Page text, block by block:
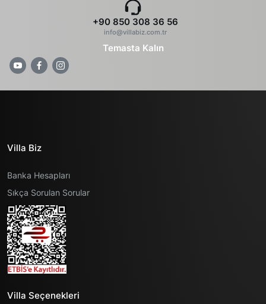
+90 850 308 36 56
info@villabiz.com.tr
Temasta Kalın
Villa Biz
Banka Hesapları
Sıkça Sorulan Sorular
Villa Seçenekleri